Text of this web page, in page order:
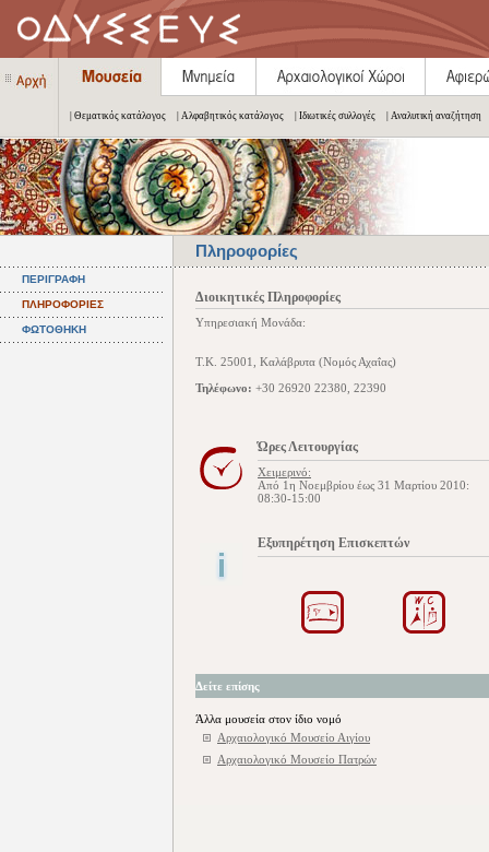
| Θεματικός κατάλογος | Αλφαβητικός κατάλογος | Ιδιωτικές συλλογές | Αναλυτική αναζήτηση
Πληροφορίες
ΠΕΡΙΓΡΑΦΗ
ΠΛΗΡΟΦΟΡΙΕΣ
ΦΩΤΟΘΗΚΗ
Διοικητικές Πληροφορίες
Υπηρεσιακή Μονάδα:
Τ.Κ. 25001, Καλάβρυτα (Νομός Αχαΐας)
Τηλέφωνο: +30 26920 22380, 22390
Ώρες Λειτουργίας
Χειμερινό:
Από 1η Νοεμβρίου έως 31 Μαρτίου 2010:
08:30-15:00
Εξυπηρέτηση Επισκεπτών
Δείτε επίσης
Άλλα μουσεία στον ίδιο νομό
Αρχαιολογικό Μουσείο Αιγίου
Αρχαιολογικό Μουσείο Πατρών